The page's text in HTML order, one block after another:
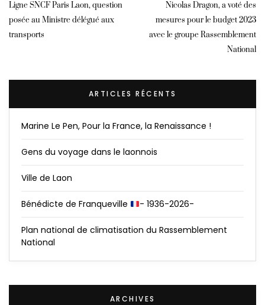
Ligne SNCF Paris Laon, question
posée au Ministre délégué aux
transports
Nicolas Dragon, a voté des
mesures pour le budget 2023
avec le groupe Rassemblement
National
ARTICLES RÉCENTS
Marine Le Pen, Pour la France, la Renaissance !
Gens du voyage dans le laonnois
Ville de Laon
Bénédicte de Franqueville - 1936-2026-
Plan national de climatisation du Rassemblement
National
ARCHIVES